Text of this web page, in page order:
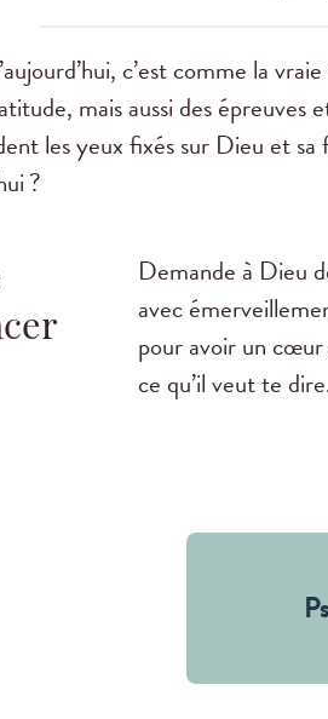
c’est comme la
mais aussi des épreuves
les yeux fixés sur Dieu et
?
Demande à Dieu
avec
pour avoir un
ce qu’il veut te